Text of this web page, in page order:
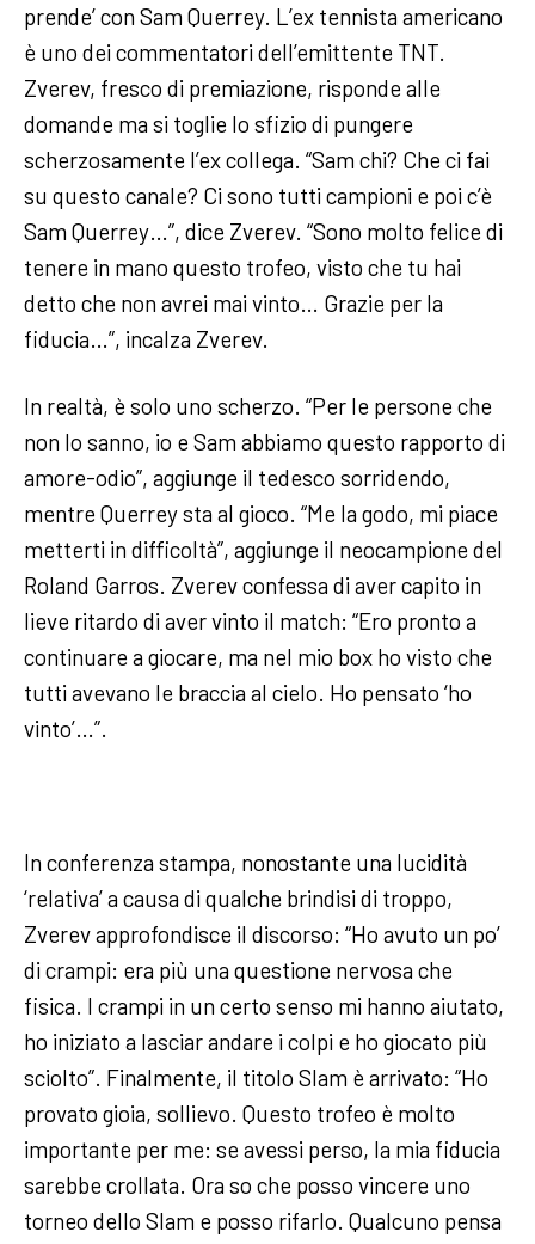
prende’ con Sam Querrey. L’ex tennista americano
è uno dei commentatori dell’emittente TNT.
Zverev, fresco di premiazione, risponde alle
domande ma si toglie lo sfizio di pungere
scherzosamente l’ex collega. “Sam chi? Che ci fai
su questo canale? Ci sono tutti campioni e poi c’è
Sam Querrey…”, dice Zverev. “Sono molto felice di
tenere in mano questo trofeo, visto che tu hai
detto che non avrei mai vinto… Grazie per la
fiducia…”, incalza Zverev.
In realtà, è solo uno scherzo. “Per le persone che
non lo sanno, io e Sam abbiamo questo rapporto di
amore-odio”, aggiunge il tedesco sorridendo,
mentre Querrey sta al gioco. “Me la godo, mi piace
metterti in difficoltà”, aggiunge il neocampione del
Roland Garros. Zverev confessa di aver capito in
lieve ritardo di aver vinto il match: “Ero pronto a
continuare a giocare, ma nel mio box ho visto che
tutti avevano le braccia al cielo. Ho pensato ‘ho
vinto’…”.
In conferenza stampa, nonostante una lucidità
‘relativa’ a causa di qualche brindisi di troppo,
Zverev approfondisce il discorso: “Ho avuto un po’
di crampi: era più una questione nervosa che
fisica. I crampi in un certo senso mi hanno aiutato,
ho iniziato a lasciar andare i colpi e ho giocato più
sciolto”. Finalmente, il titolo Slam è arrivato: “Ho
provato gioia, sollievo. Questo trofeo è molto
importante per me: se avessi perso, la mia fiducia
sarebbe crollata. Ora so che posso vincere uno
torneo dello Slam e posso rifarlo. Qualcuno pensa